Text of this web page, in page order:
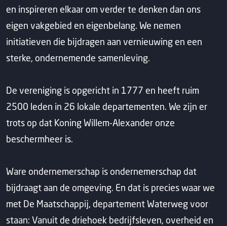
en inspireren elkaar om verder te denken dan ons
eigen vakgebied en eigenbelang. We nemen
initiatieven die bijdragen aan vernieuwing en een
sterke, ondernemende samenleving.
De vereniging is opgericht in 1777 en heeft ruim
2500 leden in 26 lokale departementen. We zijn er
trots op dat Koning Willem-Alexander onze
beschermheer is.
Ware ondernemerschap is ondernemerschap dat
bijdraagt aan de omgeving. En dat is precies waar we
met De Maatschappij, departement Waterweg voor
staan: Vanuit de driehoek bedrijfsleven, overheid en